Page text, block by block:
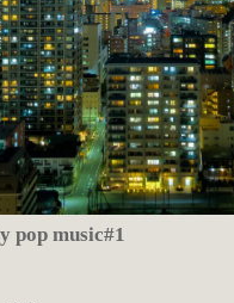
pop music#1